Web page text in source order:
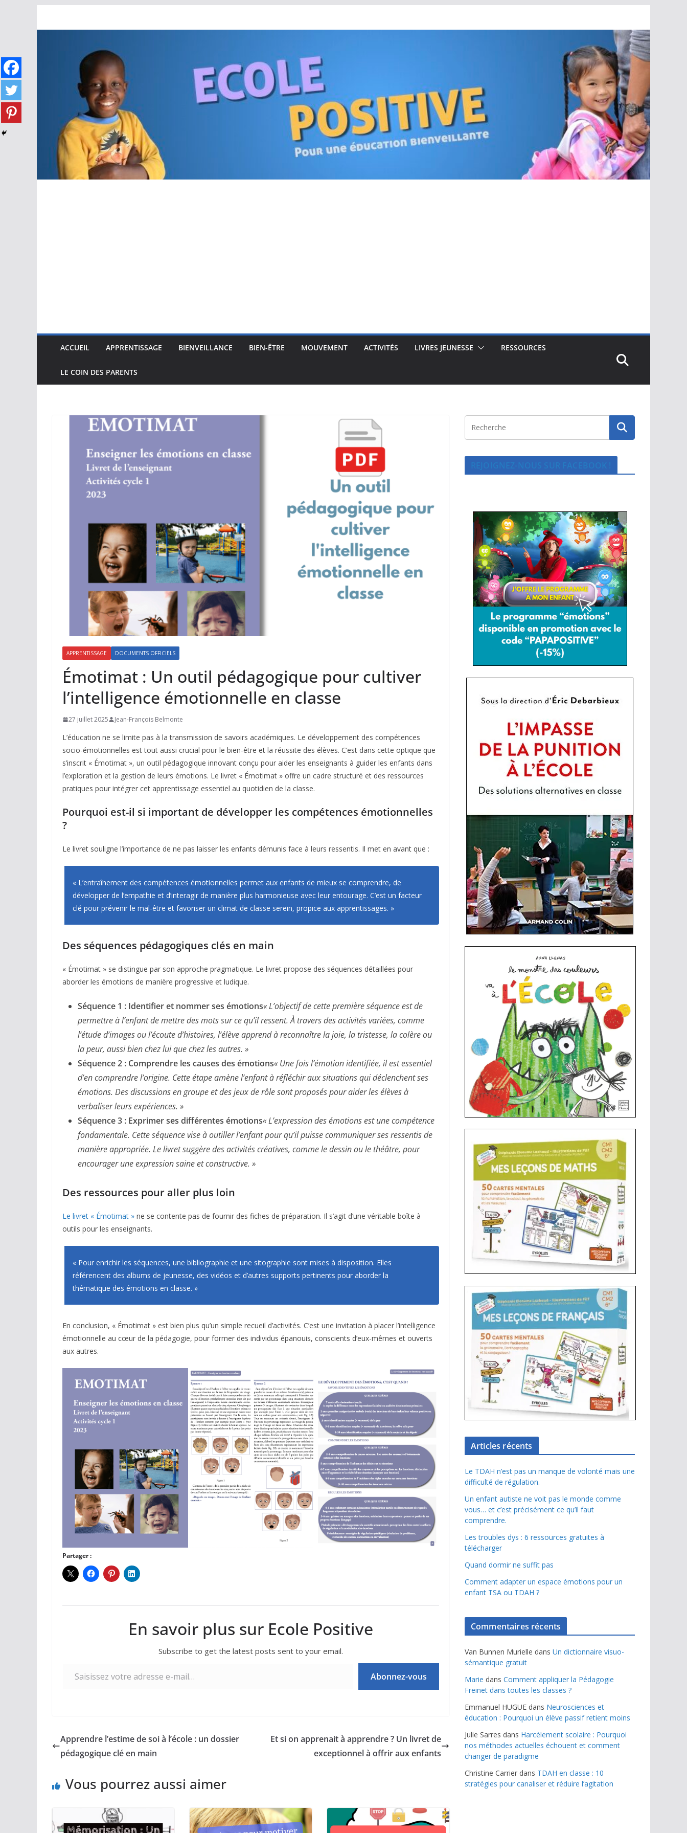
ACCUEIL APPRENTISSAGE BIENVEILLANCE BIEN-ÊTRE MOUVEMENT ACTIVITÉS LIVRES JEUNESSE RESSOURCES
LE COIN DES PARENTS
APPRENTISSAGE DOCUMENTS OFFICIELS
Émotimat : Un outil pédagogique pour cultiver
l’intelligence émotionnelle en classe
27 juillet 2025 Jean-François Belmonte
L’éducation ne se limite pas à la transmission de savoirs académiques. Le développement des compétences
socio-émotionnelles est tout aussi crucial pour le bien-être et la réussite des élèves. C’est dans cette optique que
s’inscrit « Émotimat », un outil pédagogique innovant conçu pour aider les enseignants à guider les enfants dans
l’exploration et la gestion de leurs émotions. Le livret « Émotimat » offre un cadre structuré et des ressources
pratiques pour intégrer cet apprentissage essentiel au quotidien de la classe.
Pourquoi est-il si important de développer les compétences émotionnelles
?
Le livret souligne l’importance de ne pas laisser les enfants démunis face à leurs ressentis. Il met en avant que :
« L’entraînement des compétences émotionnelles permet aux enfants de mieux se comprendre, de
développer de l’empathie et d’interagir de manière plus harmonieuse avec leur entourage. C’est un facteur
clé pour prévenir le mal-être et favoriser un climat de classe serein, propice aux apprentissages. »
Des séquences pédagogiques clés en main
« Émotimat » se distingue par son approche pragmatique. Le livret propose des séquences détaillées pour
aborder les émotions de manière progressive et ludique.
Séquence 1 : Identifier et nommer ses émotions« L’objectif de cette première séquence est de
permettre à l’enfant de mettre des mots sur ce qu’il ressent. À travers des activités variées, comme
l’étude d’images ou l’écoute d’histoires, l’élève apprend à reconnaître la joie, la tristesse, la colère ou
la peur, aussi bien chez lui que chez les autres. »
Séquence 2 : Comprendre les causes des émotions« Une fois l’émotion identifiée, il est essentiel
d’en comprendre l’origine. Cette étape amène l’enfant à réfléchir aux situations qui déclenchent ses
émotions. Des discussions en groupe et des jeux de rôle sont proposés pour aider les élèves à
verbaliser leurs expériences. »
Séquence 3 : Exprimer ses différentes émotions« L’expression des émotions est une compétence
fondamentale. Cette séquence vise à outiller l’enfant pour qu’il puisse communiquer ses ressentis de
manière appropriée. Le livret suggère des activités créatives, comme le dessin ou le théâtre, pour
encourager une expression saine et constructive. »
Des ressources pour aller plus loin
Le livret « Émotimat » ne se contente pas de fournir des fiches de préparation. Il s’agit d’une véritable boîte à
outils pour les enseignants.
« Pour enrichir les séquences, une bibliographie et une sitographie sont mises à disposition. Elles
référencent des albums de jeunesse, des vidéos et d’autres supports pertinents pour aborder la
thématique des émotions en classe. »
En conclusion, « Émotimat » est bien plus qu’un simple recueil d’activités. C’est une invitation à placer l’intelligence
émotionnelle au cœur de la pédagogie, pour former des individus épanouis, conscients d’eux-mêmes et ouverts
aux autres.
Partager :
En savoir plus sur Ecole Positive
Subscribe to get the latest posts sent to your email.
Abonnez-vous
Apprendre l’estime de soi à l’école : un dossier
pédagogique clé en main
Et si on apprenait à apprendre ? Un livret de
exceptionnel à offrir aux enfants
Vous pourrez aussi aimer
REJOIGNEZ-NOUS SUR FACEBOOK !
Articles récents
Le TDAH n’est pas un manque de volonté mais une
difficulté de régulation.
Un enfant autiste ne voit pas le monde comme
vous… et c’est précisément ce qu’il faut
comprendre.
Les troubles dys : 6 ressources gratuites à
télécharger
Quand dormir ne suffit pas
Comment adapter un espace émotions pour un
enfant TSA ou TDAH ?
Commentaires récents
Van Bunnen Murielle dans Un dictionnaire visuo-
sémantique gratuit
Marie dans Comment appliquer la Pédagogie
Freinet dans toutes les classes ?
Emmanuel HUGUE dans Neurosciences et
éducation : Pourquoi un élève passif retient moins
Julie Sarres dans Harcèlement scolaire : Pourquoi
nos méthodes actuelles échouent et comment
changer de paradigme
Christine Carrier dans TDAH en classe : 10
stratégies pour canaliser et réduire l’agitation